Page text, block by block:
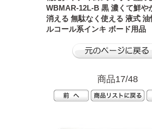
WBMAR-12L-B 黒 濃くて鮮や
消える 無駄なく使える 液式 油
ルコール系インキ ボード用品
商品17/48